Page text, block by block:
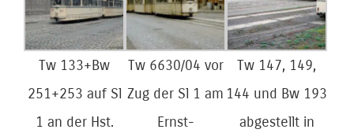
Tw 133+Bw
251+253 auf Sl
1 an der Hst.
Tw 6630/04 vor
Zug der Sl 1 am
Ernst-
Tw 147, 149,
144 und Bw 193
abgestellt in